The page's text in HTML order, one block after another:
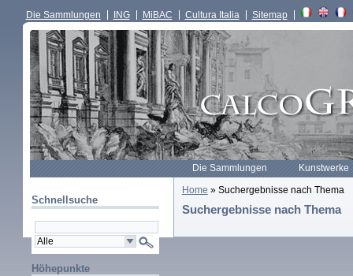
Die Sammlungen ING MiBAC Cultura Italia Sitemap
Die Sammlungen Kunstwerke
Schnellsuche
Höhepunkte
Home » Suchergebnisse nach Thema
Suchergebnisse nach Thema